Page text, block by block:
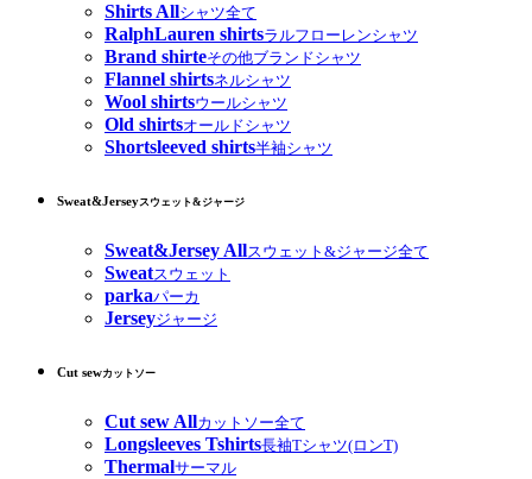
Shirts Allシャツ全て
RalphLauren shirtsラルフローレンシャツ
Brand shirteその他ブランドシャツ
Flannel shirtsネルシャツ
Wool shirtsウールシャツ
Old shirtsオールドシャツ
Shortsleeved shirts半袖シャツ
Sweat&Jerseyスウェット&ジャージ
Sweat&Jersey Allスウェット&ジャージ全て
Sweatスウェット
parkaパーカ
Jerseyジャージ
Cut sewカットソー
Cut sew Allカットソー全て
Longsleeves Tshirts長袖Tシャツ(ロンT)
Thermalサーマル